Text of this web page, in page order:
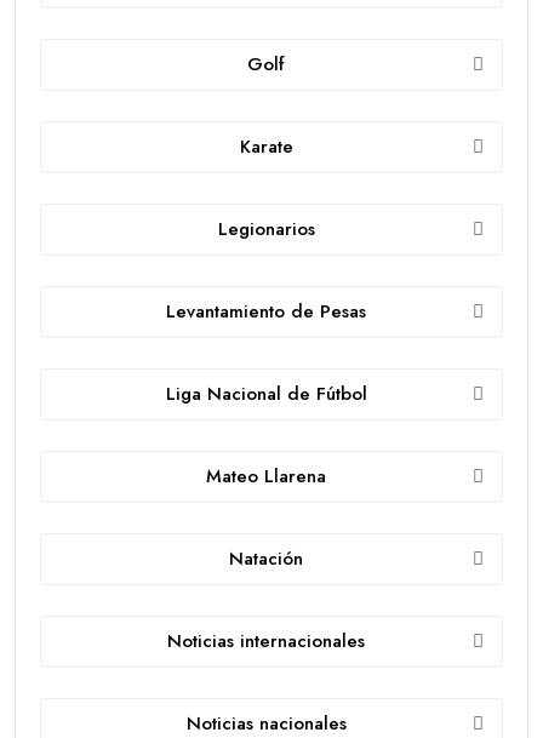
Golf
Karate
Legionarios
Levantamiento de Pesas
Liga Nacional de Fútbol
Mateo Llarena
Natación
Noticias internacionales
Noticias nacionales